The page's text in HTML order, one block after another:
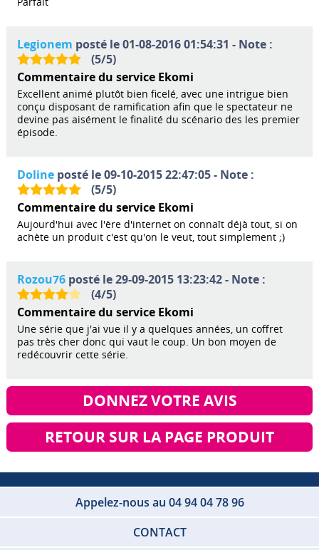
Legionem posté le 01-08-2016 01:54:31 - Note :
(5/5)
Commentaire du service Ekomi
Excellent animé plutôt bien ficelé, avec une intrigue bien
conçu disposant de ramification afin que le spectateur ne
devine pas aisément le finalité du scénario des les premier
épisode.
Dolineposté le 09-10-2015 22:47:05 - Note :
(5/5)
Commentaire du service Ekomi
Aujourd'hui avec l'ère d'internet on connaît déjà tout, si on
achète un produit c'est qu'on le veut, tout simplement ;)
Rozou76posté le 29-09-2015 13:23:42 - Note :
(4/5)
Commentaire du service Ekomi
Une série que j'ai vue il y a quelques années, un coffret
pas très cher donc qui vaut le coup. Un bon moyen de
redécouvrir cette série.
DONNEZ VOTRE AVIS
RETOUR SUR LA PAGE PRODUIT
Appelez-nous au 04 94 04 78 96
CONTACT